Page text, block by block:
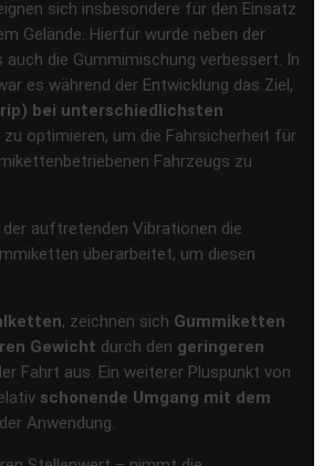
sich insbesondere für den Einsatz
Gelände. Hierfür wurde neben der
auch die Gummimischung verbessert. In
es während der Entwicklung das Ziel,
bei unterschiedlichsten
zu optimieren, um die Fahrsicherheit für
Fahrzeugs zu
der auftretenden Vibrationen die
überarbeitet, um diesen
, zeichnen sich Gummiketten
Gewicht durch den geringeren
Fahrt aus. Ein weiterer Pluspunkt von
schonende Umgang mit dem
Anwendung.